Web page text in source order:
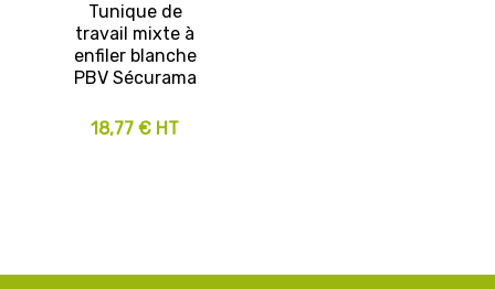
Tunique de
travail mixte à
enfiler blanche
PBV Sécurama
18,77 € HT